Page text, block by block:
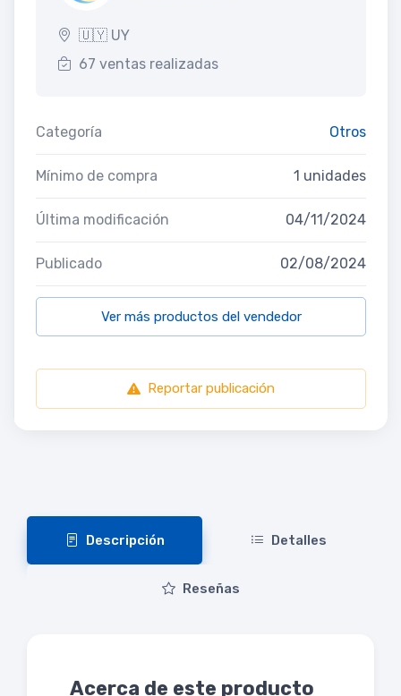
🇺🇾 UY
67 ventas realizadas
Categoría Otros
Mínimo de compra 1 unidades
Última modificación 04/11/2024
Publicado 02/08/2024
Ver más productos del vendedor
Reportar publicación
Descripción Detalles
Reseñas
Acerca de este producto